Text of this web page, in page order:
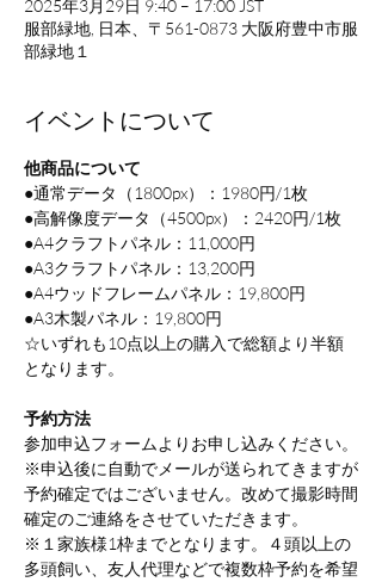
2025年3月29日 9:40 – 17:00 JST
服部緑地, 日本、〒561-0873 大阪府豊中市服
部緑地１
イベントについて
他商品について
●通常データ（1800px）：1980円/1枚
●高解像度データ（4500px）：2420円/1枚
●A4クラフトパネル：11,000円
●A3クラフトパネル：13,200円
●A4ウッドフレームパネル：19,800円
●A3木製パネル：19,800円
☆いずれも10点以上の購入で総額より半額
となります。
予約方法
参加申込フォームよりお申し込みください。
※申込後に自動でメールが送られてきますが
予約確定ではございません。改めて撮影時間
確定のご連絡をさせていただきます。
※１家族様1枠までとなります。４頭以上の
多頭飼い、友人代理などで複数枠予約を希望